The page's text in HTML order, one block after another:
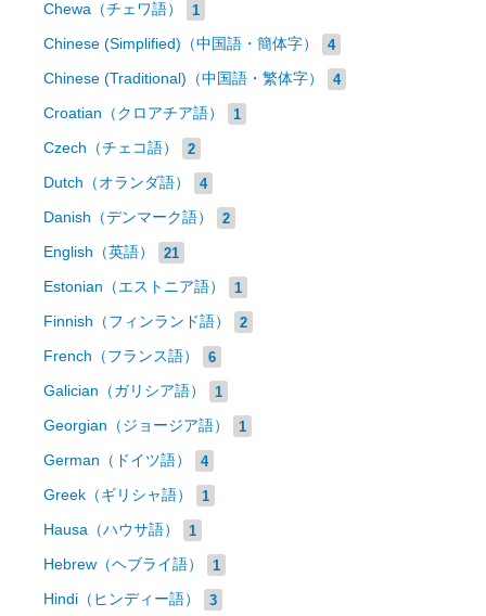
Chewa（チェワ語） 1
Chinese (Simplified)（中国語・簡体字） 4
Chinese (Traditional)（中国語・繁体字） 4
Croatian（クロアチア語） 1
Czech（チェコ語） 2
Dutch（オランダ語） 4
Danish（デンマーク語） 2
English（英語） 21
Estonian（エストニア語） 1
Finnish（フィンランド語） 2
French（フランス語） 6
Galician（ガリシア語） 1
Georgian（ジョージア語） 1
German（ドイツ語） 4
Greek（ギリシャ語） 1
Hausa（ハウサ語） 1
Hebrew（ヘブライ語） 1
Hindi（ヒンディー語） 3